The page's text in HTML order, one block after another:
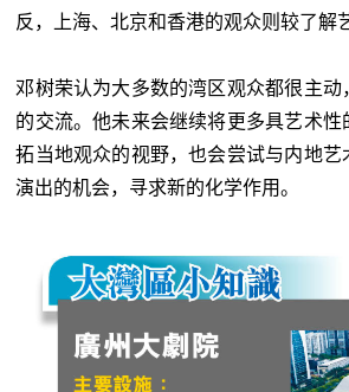
反，上海、北京和香港的观众则较了解
邓树荣认为大多数的湾区观众都很主
的交流。他未来会继续将更多具艺术
拓当地观众的视野，也会尝试与内地艺
演出的机会，寻求新的化学作用。